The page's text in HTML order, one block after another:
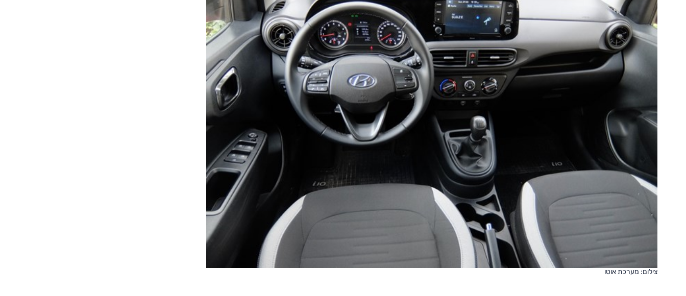
צילום: מערכת אוטו